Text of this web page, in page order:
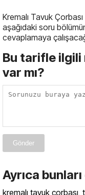
Kremalı Tavuk
aşağıdaki soru
cevaplamaya
Bu tarifle ilgili
var mı?
Gönder
Ayrıca
kremalı tavuk çorbası,